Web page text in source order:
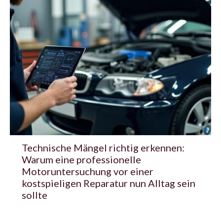
Technische Mängel richtig erkennen:
Warum eine professionelle
Motoruntersuchung vor einer
kostspieligen Reparatur nun Alltag sein
sollte